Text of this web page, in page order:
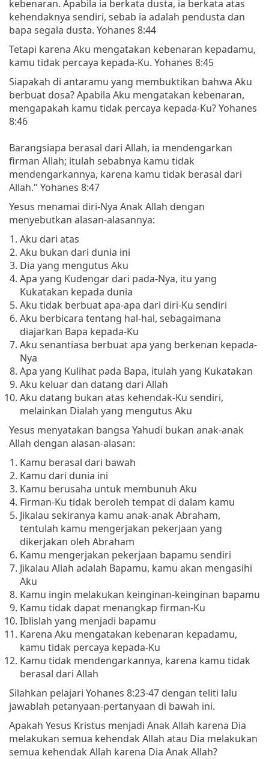
kebenaran. Apabila ia berkata dusta, ia berkata atas
kehendaknya sendiri, sebab ia adalah pendusta dan
bapa segala dusta. Yohanes 8:44
Tetapi karena Aku mengatakan kebenaran kepadamu,
kamu tidak percaya kepada-Ku. Yohanes 8:45
Siapakah di antaramu yang membuktikan bahwa Aku
berbuat dosa? Apabila Aku mengatakan kebenaran,
mengapakah kamu tidak percaya kepada-Ku? Yohanes
8:46
Barangsiapa berasal dari Allah, ia mendengarkan
firman Allah; itulah sebabnya kamu tidak
mendengarkannya, karena kamu tidak berasal dari
Allah." Yohanes 8:47
Yesus menamai diri-Nya Anak Allah dengan
menyebutkan alasan-alasannya:
Aku dari atas
Aku bukan dari dunia ini
Dia yang mengutus Aku
Apa yang Kudengar dari pada-Nya, itu yang
Kukatakan kepada dunia
Aku tidak berbuat apa-apa dari diri-Ku sendiri
Aku berbicara tentang hal-hal, sebagaimana
diajarkan Bapa kepada-Ku
Aku senantiasa berbuat apa yang berkenan kepada-
Nya
Apa yang Kulihat pada Bapa, itulah yang Kukatakan
Aku keluar dan datang dari Allah
Aku datang bukan atas kehendak-Ku sendiri,
melainkan Dialah yang mengutus Aku
Yesus menyatakan bangsa Yahudi bukan anak-anak
Allah dengan alasan-alasan:
Kamu berasal dari bawah
Kamu dari dunia ini
Kamu berusaha untuk membunuh Aku
Firman-Ku tidak beroleh tempat di dalam kamu
Jikalau sekiranya kamu anak-anak Abraham,
tentulah kamu mengerjakan pekerjaan yang
dikerjakan oleh Abraham
Kamu mengerjakan pekerjaan bapamu sendiri
Jikalau Allah adalah Bapamu, kamu akan mengasihi
Aku
Kamu ingin melakukan keinginan-keinginan bapamu
Kamu tidak dapat menangkap firman-Ku
Iblislah yang menjadi bapamu
Karena Aku mengatakan kebenaran kepadamu,
kamu tidak percaya kepada-Ku
Kamu tidak mendengarkannya, karena kamu tidak
berasal dari Allah
Silahkan pelajari Yohanes 8:23-47 dengan teliti lalu
jawablah petanyaan-pertanyaan di bawah ini.
Apakah Yesus Kristus menjadi Anak Allah karena Dia
melakukan semua kehendak Allah atau Dia melakukan
semua kehendak Allah karena Dia Anak Allah?